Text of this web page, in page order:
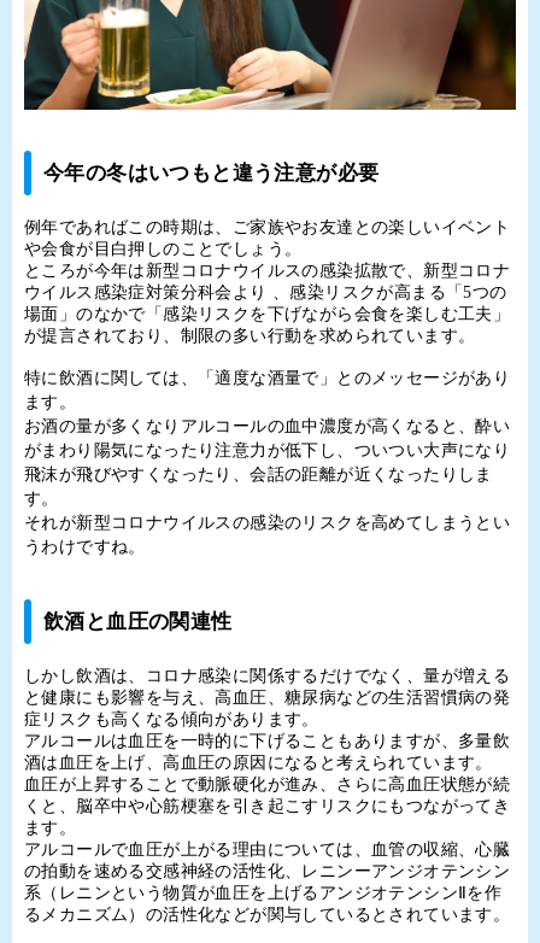
今年の冬はいつもと違う注意が必要
例年であればこの時期は、ご家族やお友達との楽しいイベント
や会食が目白押しのことでしょう。
ところが今年は新型コロナウイルスの感染拡散で、新型コロナ
ウイルス感染症対策分科会より 、感染リスクが高まる「5つの
場面」のなかで「感染リスクを下げながら会食を楽しむ工夫」
が提言されており、制限の多い行動を求められています。
特に飲酒に関しては、「適度な酒量で」とのメッセージがあり
ます。
お酒の量が多くなりアルコールの血中濃度が高くなると、酔い
がまわり陽気になったり注意力が低下し、ついつい大声になり
飛沫が飛びやすくなったり、会話の距離が近くなったりしま
す。
それが新型コロナウイルスの感染のリスクを高めてしまうとい
うわけですね。
飲酒と血圧の関連性
しかし飲酒は、コロナ感染に関係するだけでなく、量が増える
と健康にも影響を与え、高血圧、糖尿病などの生活習慣病の発
症リスクも高くなる傾向があります。
アルコールは血圧を一時的に下げることもありますが、多量飲
酒は血圧を上げ、高血圧の原因になると考えられています。
血圧が上昇することで動脈硬化が進み、さらに高血圧状態が続
くと、脳卒中や心筋梗塞を引き起こすリスクにもつながってき
ます。
アルコールで血圧が上がる理由については、血管の収縮、心臓
の拍動を速める交感神経の活性化、レニンーアンジオテンシン
系（レニンという物質が血圧を上げるアンジオテンシン を作
るメカニズム）の活性化などが関与しているとされています。